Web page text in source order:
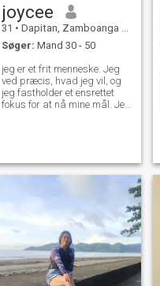
joycee
31 • Dapitan, Zamboanga del Norte, Filippinerne
Søger: Mand 30 - 50
jeg er et frit menneske. Jeg
ved præcis, hvad jeg vil, og
jeg fastholder et ensrettet
fokus for at nå mine mål. Jeg
beskytter dig selv. Jeg ville
elske at udforske nye
mine potentialer.jeg ved, at
opleve, hvad andre kvinder
har oplevet, jeg er bare en
almindelig drømmer, der tror,
at livet er som et hjul, nogle
gange din op og nogle gange
din ned, men jeg tror stærkt